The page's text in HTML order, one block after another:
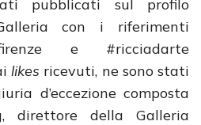
pubblicati sul profilo
con i riferimenti
e #ricciadarte
likes ricevuti, ne sono stati
d’eccezione composta
direttore della Galleria